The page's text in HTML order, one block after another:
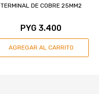
TERMINAL DE COBRE 25MM2
PYG 3.400